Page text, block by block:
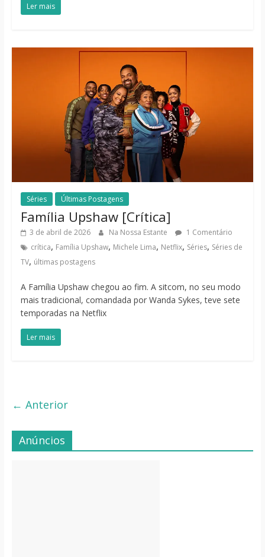
Ler mais
Séries Últimas Postagens
Família Upshaw [Crítica]
3 de abril de 2026 Na Nossa Estante
1 Comentário
crítica, Família Upshaw, Michele Lima, Netflix, Séries, Séries de
TV, últimas postagens
A Família Upshaw chegou ao fim. A sitcom, no seu modo
mais tradicional, comandada por Wanda Sykes, teve sete
temporadas na Netflix
Ler mais
← Anterior
Anúncios